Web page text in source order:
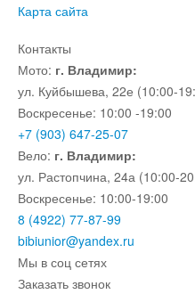
Карта сайта
Контакты
Мото: г. Владимир:
ул. Куйбышева, 22е (10:00-
Воскресенье: 10:00 -19:00
+7 (903) 647-25-07
Вело: г. Владимир:
ул. Растопчина, 24а (10:00-
Воскресенье: 10:00-19:00
8 (4922) 77-87-99
bibiunior@yandex.ru
Мы в соц сетях
Заказать звонок